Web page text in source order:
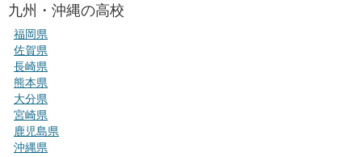
九州・沖縄の高校
福岡県
佐賀県
長崎県
熊本県
大分県
宮崎県
鹿児島県
沖縄県